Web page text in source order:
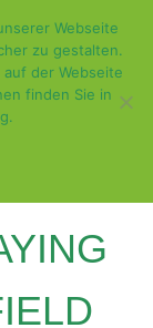
Webseite
zu gestalten.
der Webseite
finden Sie in
.